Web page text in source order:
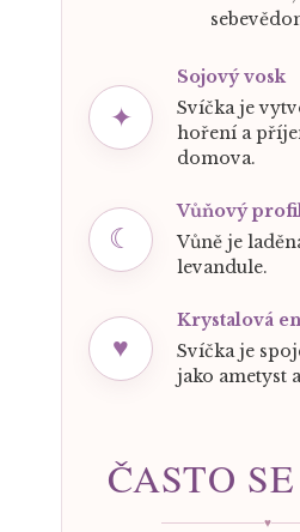
✦
Sojový vosk
Svíčka je
hoření a
domova.
☾
Vůňový
Vůně je
levandule.
♥
Krystalová
Svíčka je
jako ametyst
ČASTO
♥